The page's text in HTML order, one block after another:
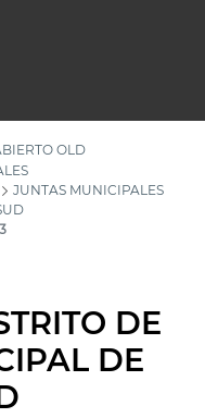
OLD
JUNTAS MUNICIPALES
DE
DE